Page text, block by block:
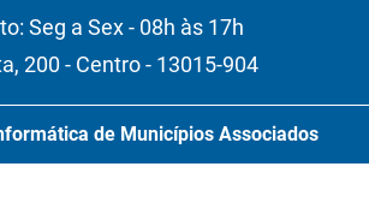
Seg a Sex - 08h às 17h
200 - Centro - 13015-904
de Municípios Associados